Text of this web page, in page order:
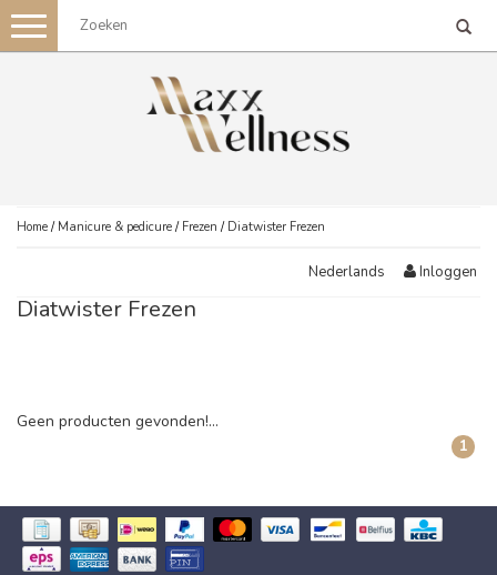
Toggle
navigation
Home / Manicure & pedicure / Frezen / Diatwister Frezen
Nederlands Inloggen
Diatwister Frezen
Geen producten gevonden!...
1